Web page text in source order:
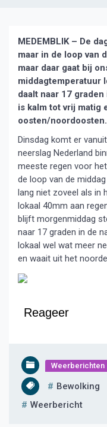
MEDEMBLIK – De
maar in de loop van
maar daar gaat bij
middagtemperatuur
daalt naar 17
is kalm tot vrij matig
oosten/noordoosten.
Dinsdag komt er
neerslag Nederland
meeste regen voor
de loop van de
lang niet zoveel als in
lokaal 40mm aan
blijft morgenmiddag
naar 17 graden in de
lokaal wel wat meer
en waait uit het
Reageer
Weerberichten
Bewolking
Weerbericht